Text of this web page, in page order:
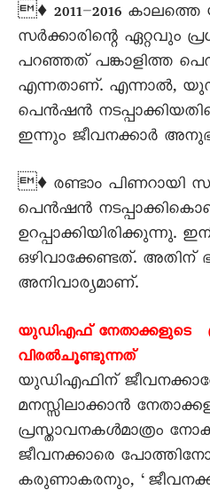
♦ 2011–2016
സര്‍ക്കാരിന്റെ ഏറ്റവും
പറഞ്ഞത് പങ്കാളിത്ത
എന്നതാണ്. എന്നാൽ,
പെന്‍ഷന്‍
ഇന്നും ജീവനക്കാര്‍
♦ രണ്ടാം പിണറായി
പെന്‍ഷന്‍
ഉറപ്പാക്കിയിരിക്കുന്നു.
ഒഴിവാക്കേണ്ടത്. അതിന്
അനിവാര്യമാണ്.
യുഡിഎഫ് നേതാക്കളുടെ
വിരല്‍ചൂണ്ടുന്നത്
യുഡിഎഫിന്
മനസ്സിലാക്കാന്‍
പ്രസ്താവനകള്‍മാത്രം
ജീവനക്കാരെ
കരുണാകരനും,